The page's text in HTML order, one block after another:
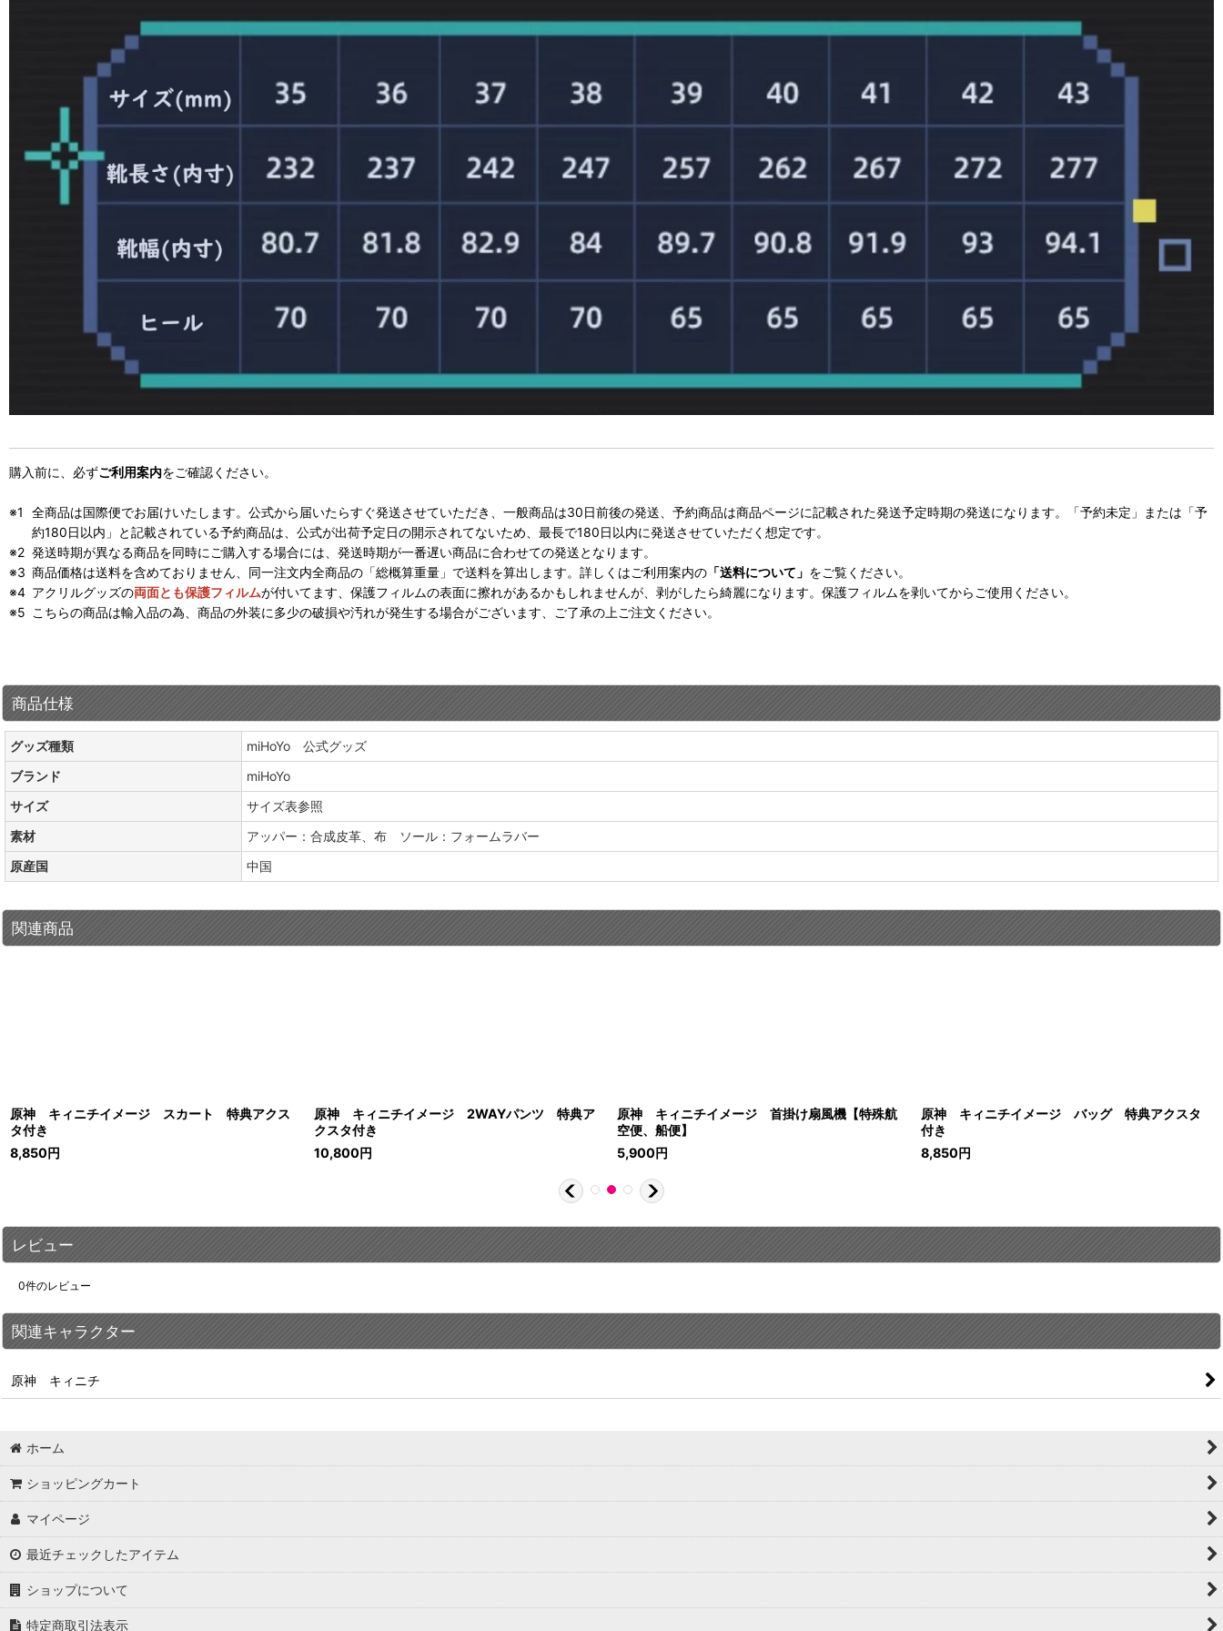
購入前に、必ずご利用案内をご確認ください。
全商品は国際便でお届けいたします。公式から届いたらすぐ発送させていただき、一般商品は30日前後の発送、予約商品は商品ページに記載された発送予定時期の発送になります。「予約未定」または「予
約180日以内」と記載されている予約商品は、公式が出荷予定日の開示されてないため、最長で180日以内に発送させていただく想定です。
発送時期が異なる商品を同時にご購入する場合には、発送時期が一番遅い商品に合わせての発送となります。
商品価格は送料を含めておりません、同一注文内全商品の「総概算重量」で送料を算出します。詳しくはご利用案内の 「送料について」 をご覧ください。
アクリルグッズの両面とも保護フィルムが付いてます、保護フィルムの表面に擦れがあるかもしれませんが、剥がしたら綺麗になります。保護フィルムを剥いてからご使用ください。
こちらの商品は輸入品の為、商品の外装に多少の破損や汚れが発生する場合がございます、ご了承の上ご注文ください。
商品仕様
グッズ種類
miHoYo 公式グッズ
ブランド
miHoYo
サイズ
サイズ表参照
素材
アッパー：合成皮革、布 ソール：フォームラバー
原産国
中国
関連商品
原神 キィニチイメージ スカート 特典アクス
タ付き
8,850円
原神 キィニチイメージ 2WAYパンツ 特典ア
クスタ付き
10,800円
原神 キィニチイメージ 首掛け扇風機【特殊航
空便、船便】
5,900円
原神 キィニチイメージ バッグ 特典アクスタ
付き
8,850円
レビュー
0件のレビュー
関連キャラクター
原神 キィニチ
ホーム
ショッピングカート
マイページ
最近チェックしたアイテム
ショップについて
特定商取引法表示